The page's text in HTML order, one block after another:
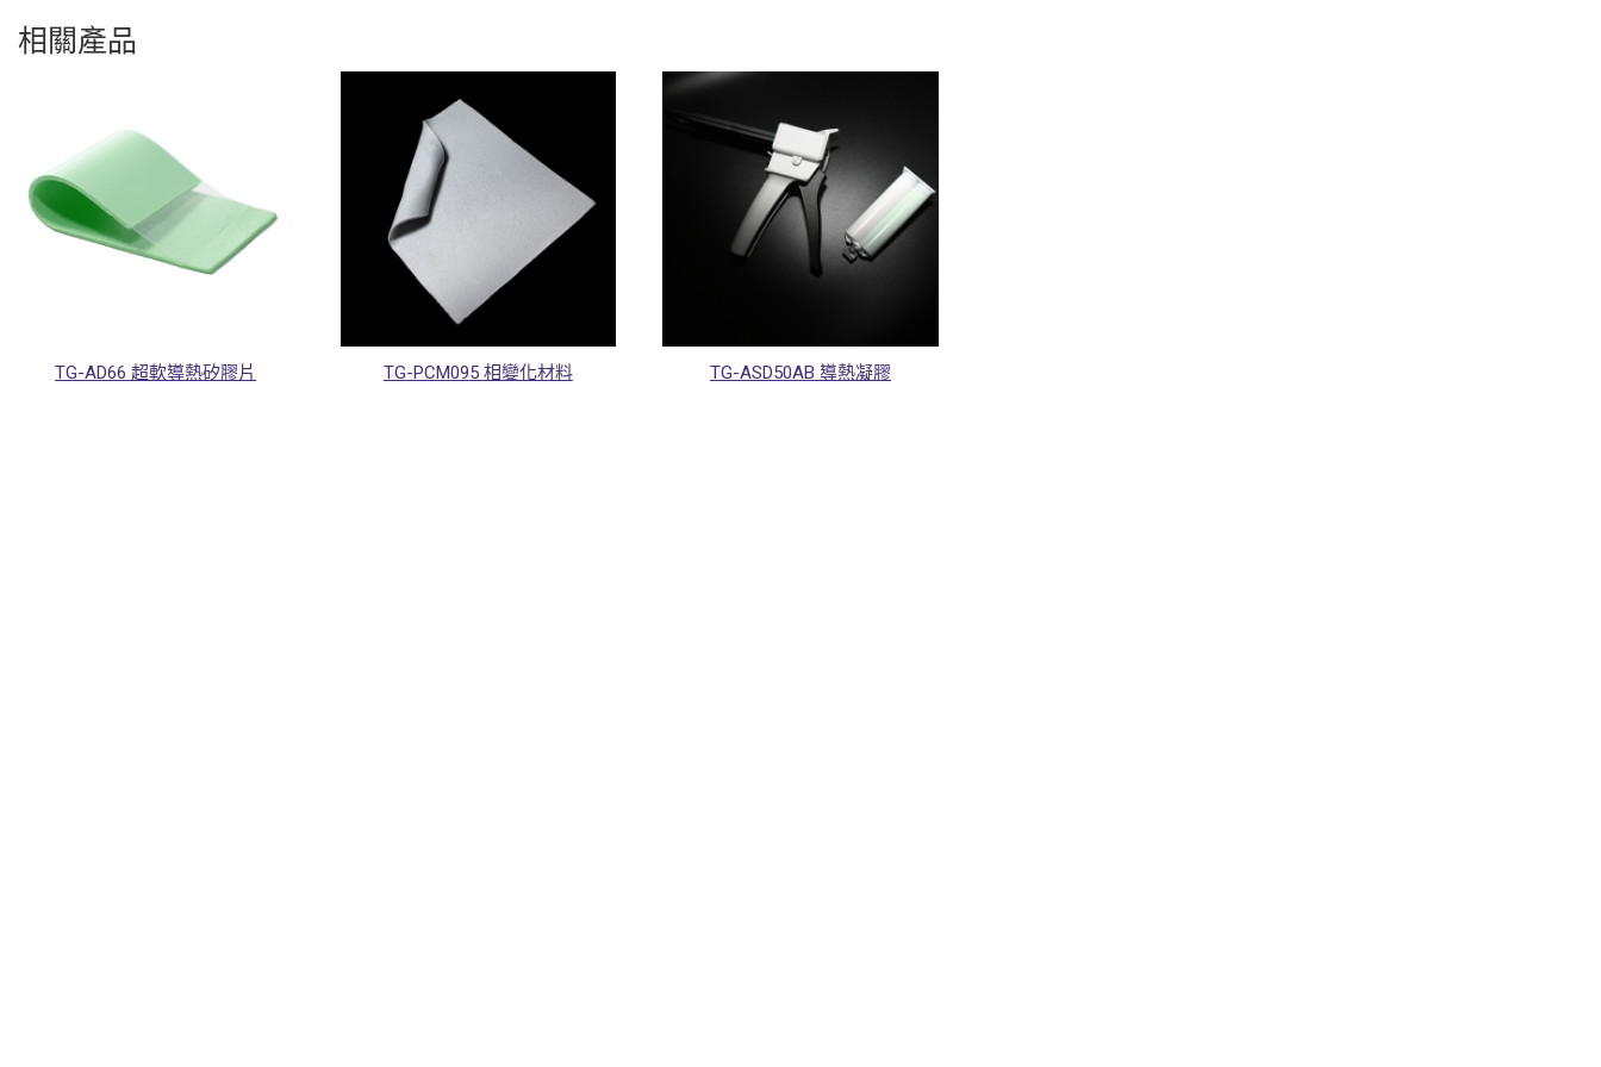
相關產品
TG-AD66 超軟導熱矽膠片 TG-PCM095 相變化材料 TG-ASD50AB 導熱凝膠